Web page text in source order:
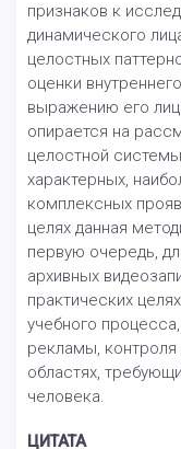
признаков к
динамического
целостных
оценки
выражению его
опирается на
целостной
характерных,
комплексных
целях данная
первую очередь,
архивных
практических
учебного
рекламы, контроля
областях,
человека.
ЦИТАТА